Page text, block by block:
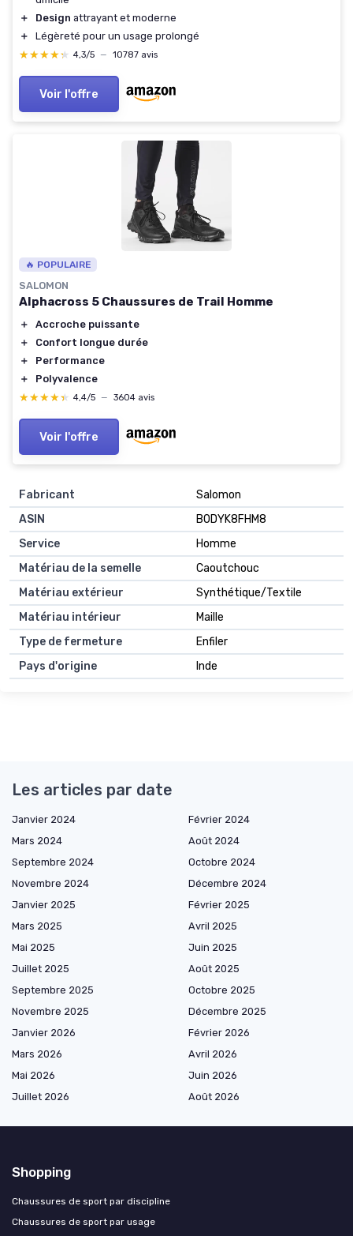
＋
Design attrayant et moderne
＋
Légèreté pour un usage prolongé
★★★★★
★★★★★ 4,3/5 — 10787 avis
Voir l'offre
🔥 POPULAIRE
SALOMON
Alphacross 5 Chaussures de Trail Homme
＋
Accroche puissante
＋
Confort longue durée
＋
Performance
＋
Polyvalence
★★★★★
★★★★★ 4,4/5 — 3604 avis
Voir l'offre
Fabricant
Salomon
ASIN
B0DYK8FHM8
Service
Homme
Matériau de la semelle
Caoutchouc
Matériau extérieur
Synthétique/Textile
Matériau intérieur
Maille
Type de fermeture
Enfiler
Pays d'origine
Inde
Les articles par date
Janvier 2024
Février 2024
Mars 2024
Août 2024
Septembre 2024
Octobre 2024
Novembre 2024
Décembre 2024
Janvier 2025
Février 2025
Mars 2025
Avril 2025
Mai 2025
Juin 2025
Juillet 2025
Août 2025
Septembre 2025
Octobre 2025
Novembre 2025
Décembre 2025
Janvier 2026
Février 2026
Mars 2026
Avril 2026
Mai 2026
Juin 2026
Juillet 2026
Août 2026
Shopping
Chaussures de sport par discipline
Chaussures de sport par usage